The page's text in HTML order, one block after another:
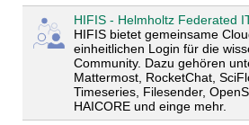
HIFIS - Helmholtz Federated
HIFIS bietet gemeinsame
einheitlichen Login für die
Community. Dazu gehören
Mattermost, RocketChat,
Timeseries, Filesender,
HAICORE und einge mehr.